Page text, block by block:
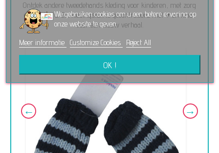
Ontdek andere tweedehands kleding voor kinderen, met zorg
geselecteerd. Elk kledingstuk is gecontroleerd met ♥ en klaar
voor een nieuw verhaal.
We gebruiken cookies om u een betere ervaring op
onze website te geven.
Meer informatie Customize Cookies Reject All
OK !